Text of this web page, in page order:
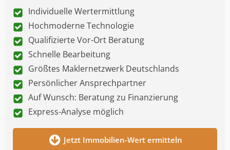
Individuelle Wertermittlung
Hochmoderne Technologie
Qualifizierte Vor-Ort Beratung
Schnelle Bearbeitung
Größtes Maklernetzwerk Deutschlands
Persönlicher Ansprechpartner
Auf Wunsch: Beratung zu Finanzierung
Express-Analyse möglich
Jetzt Immobilien-Wert ermitteln